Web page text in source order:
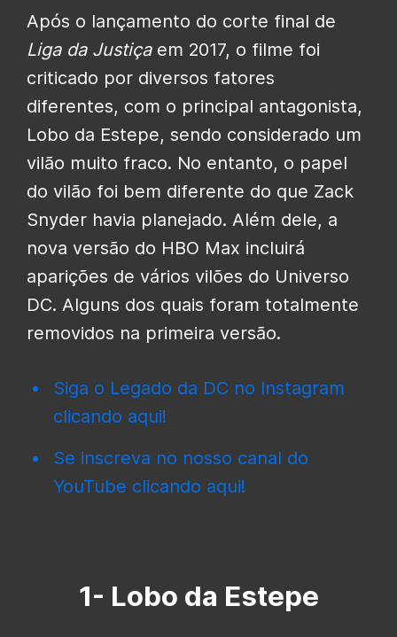
Após o lançamento do corte final de
Liga da Justiçaem 2017, o filme foi
criticado por diversos fatores
diferentes, com o principal antagonista,
Lobo da Estepe, sendo considerado um
vilão muito fraco. No entanto, o papel
do vilão foi bem diferente do que Zack
Snyder havia planejado. Além dele, a
nova versão do HBO Max incluirá
aparições de vários vilões do Universo
DC. Alguns dos quais foram totalmente
removidos na primeira versão.
Siga o Legado da DC no Instagram
clicando aqui!
Se inscreva no nosso canal do
YouTube clicando aqui!
1- Lobo da Estepe